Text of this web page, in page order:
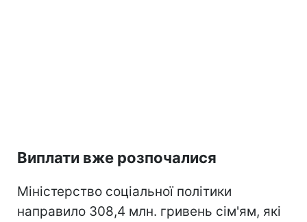
Виплати вже розпочалися
Міністерство соціальної політики
направило 308,4 млн. гривень сім'ям, які